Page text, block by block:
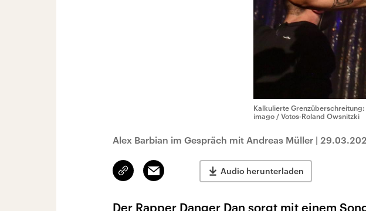
Kalkulierte
imago / Votos-Roland Owsnitzki
Alex Barbian im Gespräch mit Andreas Müller |
Link
kopieren/teilen
Email Audio herunterladen
Der Rapper Danger Dan sorgt mit einem